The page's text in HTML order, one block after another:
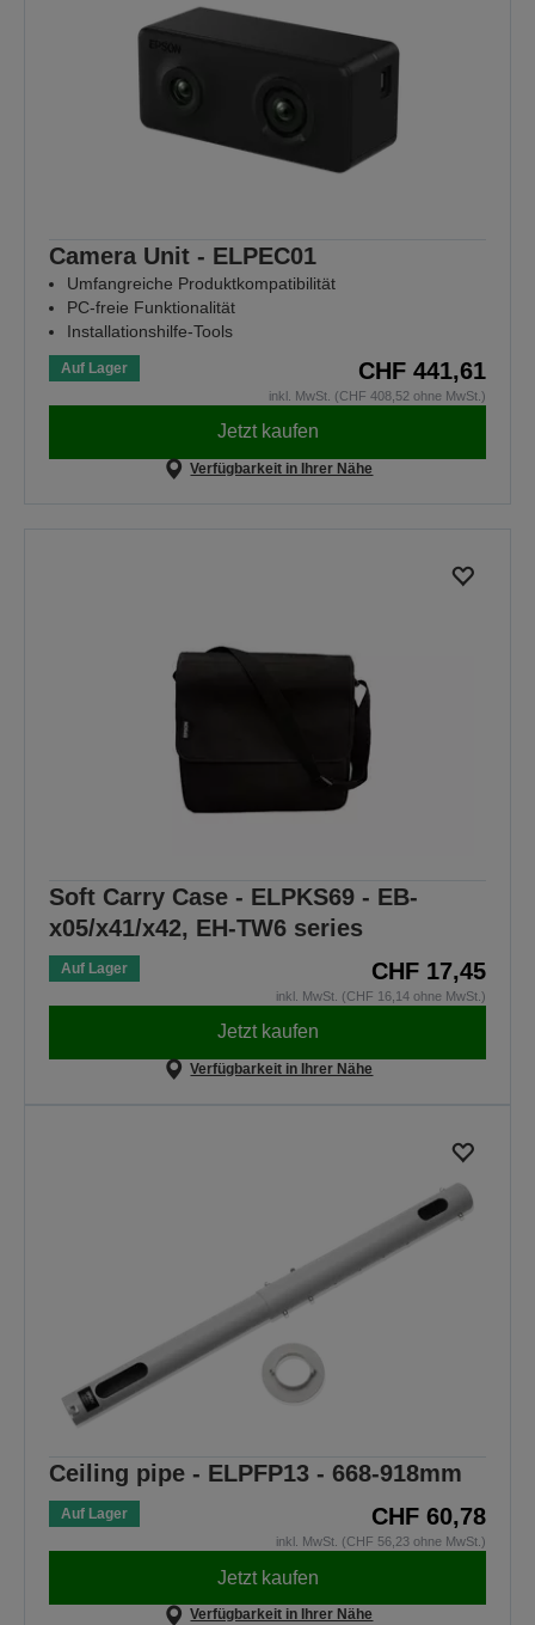
Camera Unit - ELPEC01
Umfangreiche Produktkompatibilität
PC-freie Funktionalität
Installationshilfe-Tools
Auf Lager CHF 441,61
inkl. MwSt. (CHF 408,52 ohne MwSt.)
Jetzt kaufen
Verfügbarkeit in Ihrer Nähe
Soft Carry Case - ELPKS69 - EB-
x05/x41/x42, EH-TW6 series
Auf Lager CHF 17,45
inkl. MwSt. (CHF 16,14 ohne MwSt.)
Jetzt kaufen
Verfügbarkeit in Ihrer Nähe
Ceiling pipe - ELPFP13 - 668-918mm
Auf Lager CHF 60,78
inkl. MwSt. (CHF 56,23 ohne MwSt.)
Jetzt kaufen
Verfügbarkeit in Ihrer Nähe